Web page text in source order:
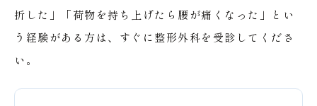
折した」「荷物を持ち上げたら腰が痛くなった」とい
う経験がある方は、すぐに整形外科を受診してくださ
い。